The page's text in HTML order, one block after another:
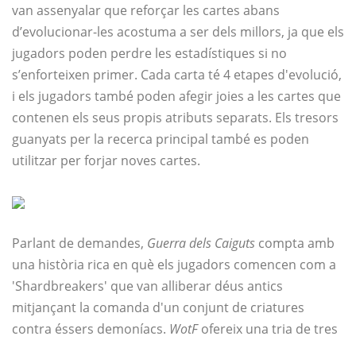
van assenyalar que reforçar les cartes abans
d’evolucionar-les acostuma a ser dels millors, ja que els
jugadors poden perdre les estadístiques si no
s’enforteixen primer. Cada carta té 4 etapes d'evolució,
i els jugadors també poden afegir joies a les cartes que
contenen els seus propis atributs separats. Els tresors
guanyats per la recerca principal també es poden
utilitzar per forjar noves cartes.
Parlant de demandes, Guerra dels Caiguts compta amb
una història rica en què els jugadors comencen com a
'Shardbreakers' que van alliberar déus antics
mitjançant la comanda d'un conjunt de criatures
contra éssers demoníacs. WotFofereix una tria de tres